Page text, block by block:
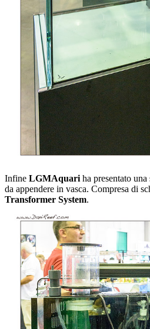
Infine LGMAquari ha presentato
da appendere in vasca. Compresa di
Transformer System.